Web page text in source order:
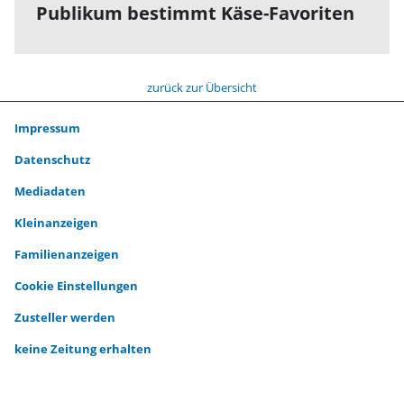
Publikum bestimmt Käse-Favoriten
zurück zur Übersicht
Impressum
Datenschutz
Mediadaten
Kleinanzeigen
Familienanzeigen
Cookie Einstellungen
Zusteller werden
keine Zeitung erhalten